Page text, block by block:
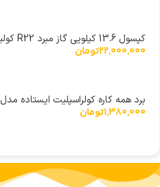
کپسول 13.6 کیلویی گاز مبرد R22 کولیب (COOLIB)
22,000,000تومان
برد همه کاره کولراسپلیت ایستاده مدل KT-U12A
1,380,000تومان